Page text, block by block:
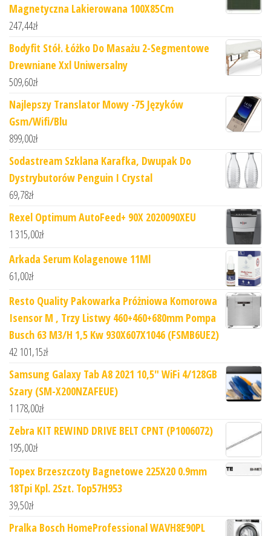
Magnetyczna Lakierowana 100X85Cm
247,44zł
Bodyfit Stół. Łóżko Do Masażu 2-Segmentowe
Drewniane Xxl Uniwersalny
509,60zł
Najlepszy Translator Mowy -75 Języków
Gsm/Wifi/Blu
899,00zł
Sodastream Szklana Karafka, Dwupak Do
Dystrybutorów Penguin I Crystal
69,78zł
Rexel Optimum AutoFeed+ 90X 2020090XEU
1 315,00zł
Arkada Serum Kolagenowe 11Ml
61,00zł
Resto Quality Pakowarka Próżniowa Komorowa
Isensor M , Trzy Listwy 460+460+680mm Pompa
Busch 63 M3/H 1,5 Kw 930X607X1046 (FSMB6UE2)
42 101,15zł
Samsung Galaxy Tab A8 2021 10,5" WiFi 4/128GB
Szary (SM-X200NZAFEUE)
1 178,00zł
Zebra KIT REWIND DRIVE BELT CPNT (P1006072)
195,00zł
Topex Brzeszczoty Bagnetowe 225X20 0.9mm
18Tpi Kpl. 2Szt. Top57H953
39,50zł
Pralka Bosch HomeProfessional WAVH8E90PL